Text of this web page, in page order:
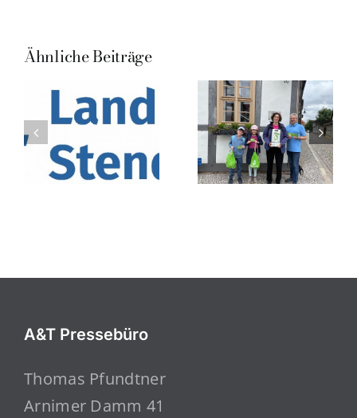
Ähnliche Beiträge
A&T Pressebüro
Thomas Pfundtner
Arnimer Damm 41